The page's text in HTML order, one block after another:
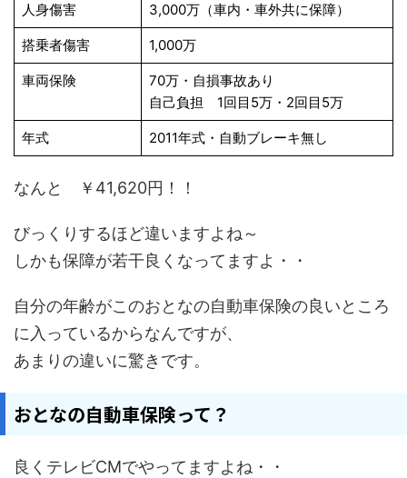
人身傷害 3,000万（車内・車外共に保障）
搭乗者傷害 1,000万
車両保険
70万・自損事故あり
自己負担 1回目5万・ 2回目5万
年式 2011年式・自動ブレーキ無し
なんと ￥41,620円！！
びっくりするほど違いますよね～
しかも保障が若干良くなってますよ・・
自分の年齢がこのおとなの自動車保険の良いところ
に入っているからなんですが、
あまりの違いに驚きです。
おとなの自動車保険って？
良くテレビCMでやってますよね・・